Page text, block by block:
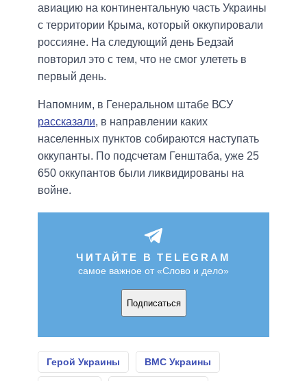
авиацию на континентальную часть Украины
с территории Крыма, который оккупировали
россияне. На следующий день Бедзай
повторил это с тем, что не смог улететь в
первый день.
Напомним, в Генеральном штабе ВСУ
рассказали, в направлении каких
населенных пунктов собираются наступать
оккупанты. По подсчетам Генштаба, уже 25
650 оккупантов были ликвидированы на
войне.
ЧИТАЙТЕ В TELEGRAM
самое важное от «Слово и дело»
Подписаться
Герой Украины ВМС Украины